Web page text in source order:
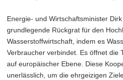
Energie- und Wirtschaftsminister
grundlegende Rückgrat für den
Wasserstoffwirtschaft, indem es
Verbraucher verbindet. Es öffnet
auf europäischer Ebene. Diese
unerlässlich, um die ehrgeizigen